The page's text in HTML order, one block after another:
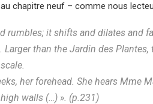
chapitre neuf – comme nous
rumbles; it shifts and dilates and
than the Jardin des Plantes,
her forehead. She hears Mme
walls (…) ». (p.231)